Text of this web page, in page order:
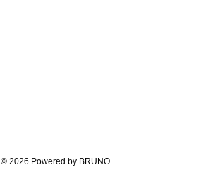
© 2026 Powered by BRUNO